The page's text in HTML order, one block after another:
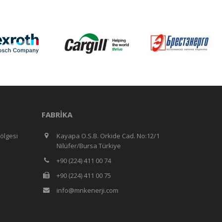
FABRIKA
Kayapa O.S.B. Orkide Cad. No:12/1
Nilüfer/Bursa Türkiye
+90 (224) 411 00 74
+90 (224) 411 00 75
info@mnkenerji.com